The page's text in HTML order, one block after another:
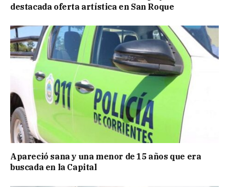
destacada oferta artística en San Roque
Apareció sana y una menor de 15 años que era
buscada en la Capital